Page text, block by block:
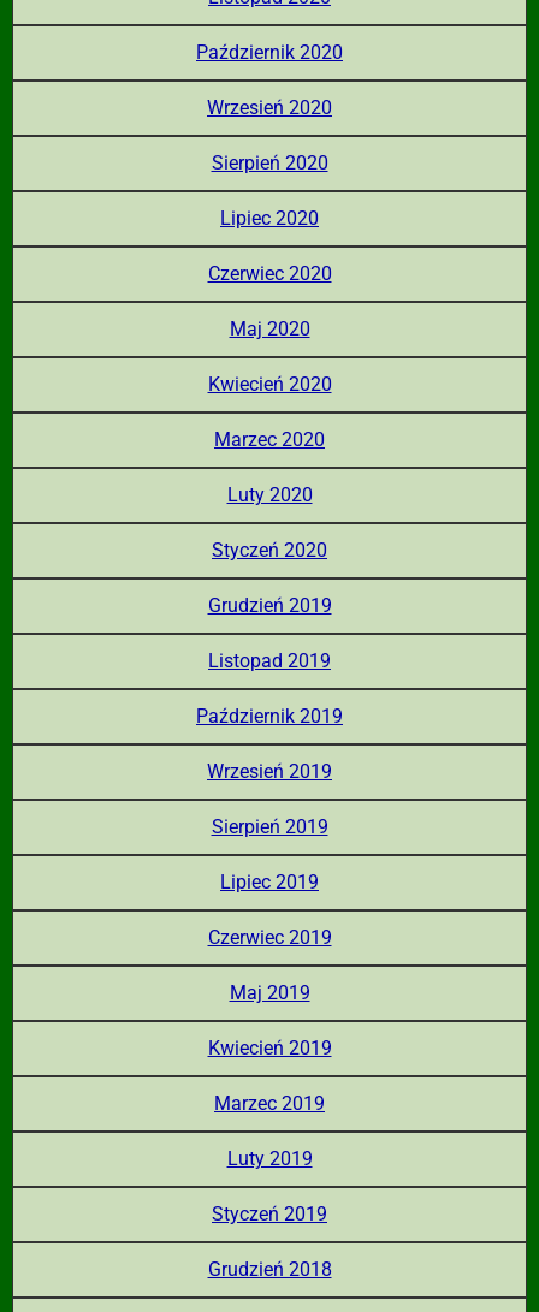
Październik 2020
Wrzesień 2020
Sierpień 2020
Lipiec 2020
Czerwiec 2020
Maj 2020
Kwiecień 2020
Marzec 2020
Luty 2020
Styczeń 2020
Grudzień 2019
Listopad 2019
Październik 2019
Wrzesień 2019
Sierpień 2019
Lipiec 2019
Czerwiec 2019
Maj 2019
Kwiecień 2019
Marzec 2019
Luty 2019
Styczeń 2019
Grudzień 2018